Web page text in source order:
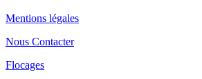
Mentions légales
Nous Contacter
Flocages